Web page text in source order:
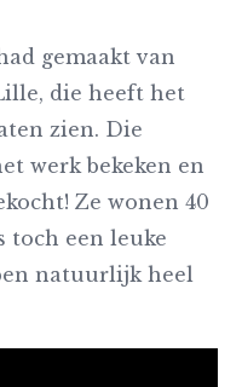
gemaakt van
die heeft het
zien. Die
werk bekeken en
Ze wonen 40
toch een leuke
natuurlijk heel